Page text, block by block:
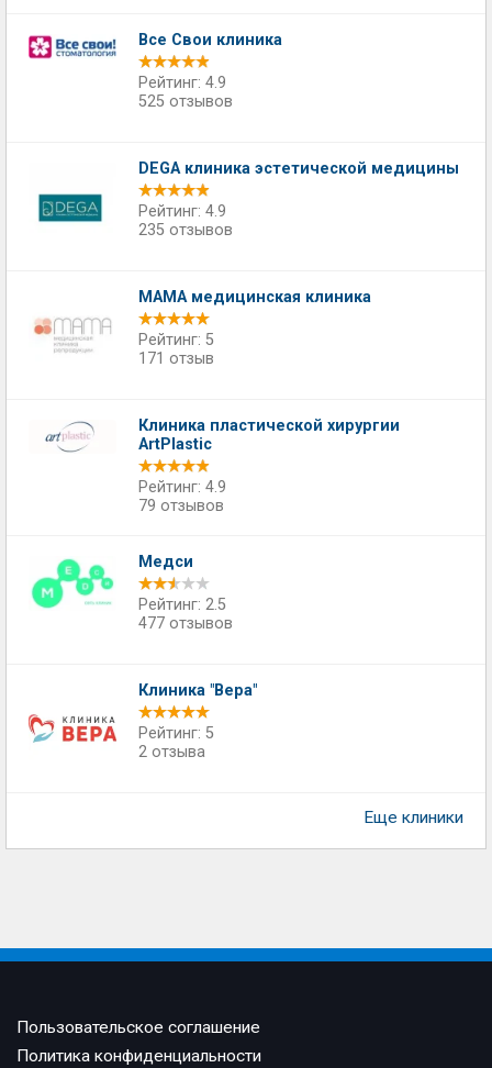
Все Свои клиника
Рейтинг: 4.9
525 отзывов
DEGA клиника эстетической медицины
Рейтинг: 4.9
235 отзывов
МАМА медицинская клиника
Рейтинг: 5
171 отзыв
Клиника пластической хирургии
ArtPlastic
Рейтинг: 4.9
79 отзывов
Медси
Рейтинг: 2.5
477 отзывов
Клиника "Вера"
Рейтинг: 5
2 отзыва
Еще клиники
Пользовательское соглашение
Политика конфиденциальности